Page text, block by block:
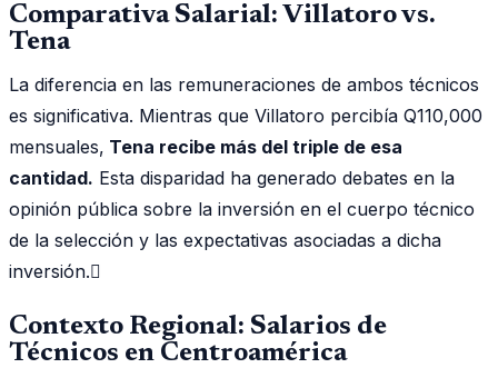
Comparativa Salarial: Villatoro vs.
Tena
La diferencia en las remuneraciones de ambos técnicos
es significativa. Mientras que Villatoro percibía Q110,000
mensuales, Tena recibe más del triple de esa
cantidad. Esta disparidad ha generado debates en la
opinión pública sobre la inversión en el cuerpo técnico
de la selección y las expectativas asociadas a dicha
inversión.
Contexto Regional: Salarios de
Técnicos en Centroamérica